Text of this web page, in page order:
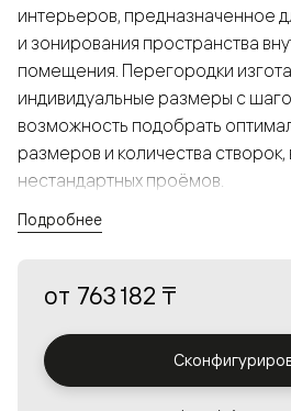
интерьеров, предназначенное
и зонирования пространства
помещения. Перегородки
индивидуальные размеры с
возможность подобрать
размеров и количества створок,
нестандартных проёмов.
а большой выбор вставок из
решения в интерьере и
Подробнее
от 763 182 ₸